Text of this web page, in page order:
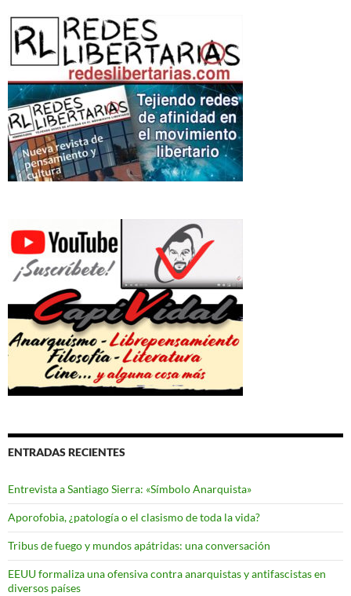
ENTRADAS RECIENTES
Entrevista a Santiago Sierra: «Símbolo Anarquista»
Aporofobia, ¿patología o el clasismo de toda la vida?
Tribus de fuego y mundos apátridas: una conversación
EEUU formaliza una ofensiva contra anarquistas y antifascistas en
diversos países